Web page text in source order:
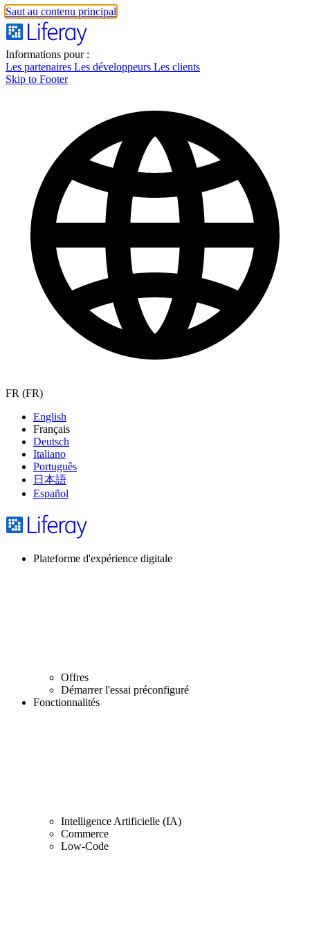
Saut au contenu principal
Informations pour :
Les partenaires Les développeurs Les clients
Skip to Footer
FR (FR)
English
Français
Deutsch
Italiano
Português
日本語
Español
Plateforme d'expérience digitale
Offres
Démarrer l'essai préconfiguré
Fonctionnalités
Intelligence Artificielle (IA)
Commerce
Low-Code